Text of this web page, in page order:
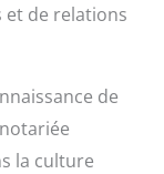
et de relations
de
la culture